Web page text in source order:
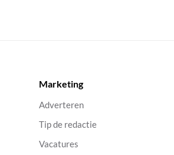
Marketing
Adverteren
Tip de redactie
Vacatures